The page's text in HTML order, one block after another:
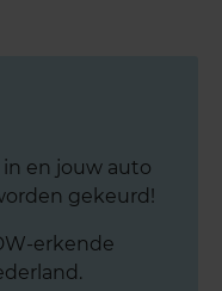
in en jouw auto
gekeurd!
erkende